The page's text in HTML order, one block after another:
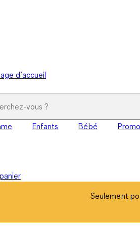
d’accueil
Enfants Bébé Promo
Seulement